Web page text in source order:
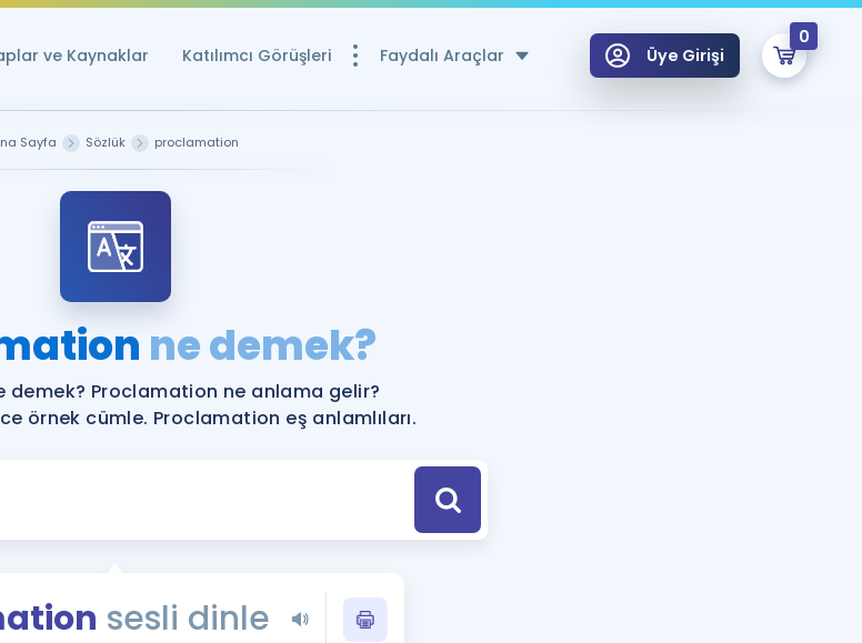
ve Kaynaklar Katılımcı Görüşleri Faydalı Araçlar
Ücretsiz Kaynaklar
YDS ve YÖKDİL Puan Hesaplama Aracı
YDS ve YÖKDİL'e Hazırlananlar için Öneriler
Tüm ÖSYM Sınavları Tek Takvimde
Blog
YDS - YÖKDİL Tüm Sınavlarla İlgili Haberler
Üye Girişi
0
Remzi Hoca ile seni sınava hazırlayacak onlarca eğitim seni bekliyor!
Sayfa Sözlük proclamation
ne demek?
demek? Proclamation ne anlama gelir?
örnek cümle. Proclamation eş anlamlıları.
sesli dinle